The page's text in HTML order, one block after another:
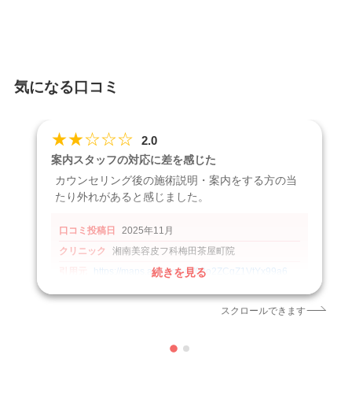
気になる口コミ
★★☆☆☆ 2.0
案内スタッフの対応に差を感じた
カウンセリング後の施術説明・案内をする方の当
たり外れがあると感じました。
口コミ投稿日
2025年11月
クリニック
湘南美容皮フ科梅田茶屋町院
https://maps.app.goo.gl/63o2ZCgZ1VtYx99a6
続きを見る
スクロールできます